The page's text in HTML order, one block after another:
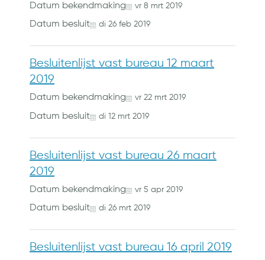
Datum bekendmaking vr 8 mrt 2019
Datum besluit di 26 feb 2019
Besluitenlijst vast bureau 12 maart
2019
Datum bekendmaking vr 22 mrt 2019
Datum besluit di 12 mrt 2019
Besluitenlijst vast bureau 26 maart
2019
Datum bekendmaking vr 5 apr 2019
Datum besluit di 26 mrt 2019
Besluitenlijst vast bureau 16 april 2019